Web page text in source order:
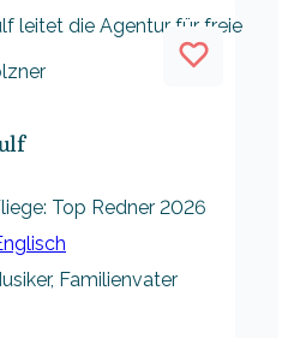
Top Redner 2026
Familienvater